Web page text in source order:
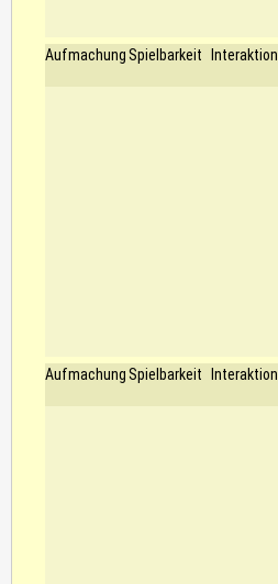
Aufmachung Spielbarkeit Interaktion
Aufmachung Spielbarkeit Interaktion